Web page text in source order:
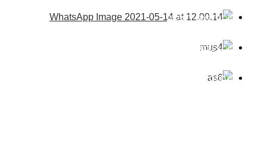
פסגת זאב ירושלים
פרשקובסקי אשדוד
מתחם שילר פתח תקווה